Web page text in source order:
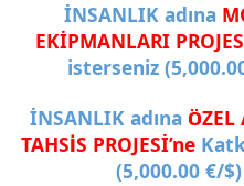
İNSANLIK adına
EKİPMANLARI
isterseniz
İNSANLIK adına ÖZEL
TAHSİS PROJESİ’ne
(5,000.00 €/